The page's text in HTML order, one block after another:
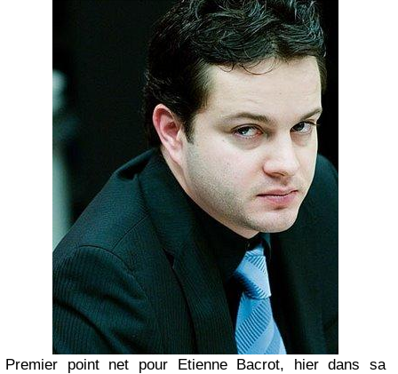
Premier point net pour Etienne Bacrot, hier dans sa